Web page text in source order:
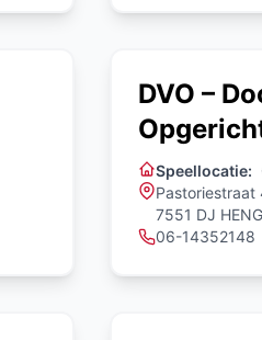
DVO –
Speellocatie:
Pastoriestraat
7551 DJ
06-14352148